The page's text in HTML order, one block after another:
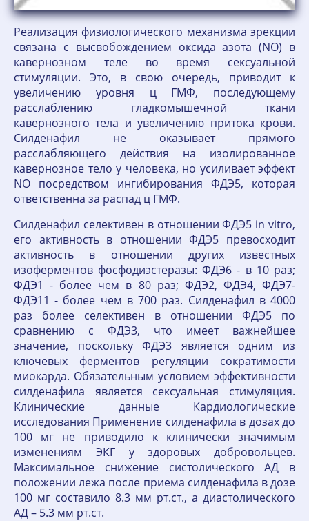
Реализация физиологического механизма эрекции
связана с высвобождением оксида азота (NO) в
кавернозном теле во время сексуальной
стимуляции. Это, в свою очередь, приводит к
увеличению уровня ц ГМФ, последующему
расслаблению гладкомышечной ткани
кавернозного тела и увеличению притока крови.
Силденафил не оказывает прямого
расслабляющего действия на изолированное
кавернозное тело у человека, но усиливает эффект
NO посредством ингибирования ФДЭ5, которая
ответственна за распад ц ГМФ.
Силденафил селективен в отношении ФДЭ5 in vitro,
его активность в отношении ФДЭ5 превосходит
активность в отношении других известных
изоферментов фосфодиэстеразы: ФДЭ6 - в 10 раз;
ФДЭ1 - более чем в 80 раз; ФДЭ2, ФДЭ4, ФДЭ7-
ФДЭ11 - более чем в 700 раз. Силденафил в 4000
раз более селективен в отношении ФДЭ5 по
сравнению с ФДЭ3, что имеет важнейшее
значение, поскольку ФДЭ3 является одним из
ключевых ферментов регуляции сократимости
миокарда. Обязательным условием эффективности
силденафила является сексуальная стимуляция.
Клинические данные Кардиологические
исследования Применение силденафила в дозах до
100 мг не приводило к клинически значимым
изменениям ЭКГ у здоровых добровольцев.
Максимальное снижение систолического АД в
положении лежа после приема силденафила в дозе
100 мг составило 8.3 мм рт.ст., а диастолического
АД – 5.3 мм рт.ст.